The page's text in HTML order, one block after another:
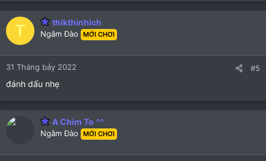
T thikthinhich
Ngắm Đào MỚI CHƠI
31 Tháng bảy 2022 #5
đánh dấu nhẹ
A Chim To ^^
Ngắm Đào MỚI CHƠI